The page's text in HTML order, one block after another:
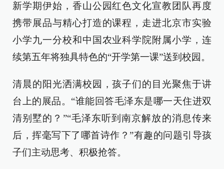
新学期伊始，香山公园红色文化宣教团队再度
携带展品与精心打造的课程，走进北京市实验
小学九一分校和中国农业科学院附属小学，连
续第五年将独具特色的“开学第一课”送到校园。
清晨的阳光洒满校园，孩子们的目光聚焦于讲
台上的展品。“谁能回答毛泽东是哪一天住进双
清别墅的？”“毛泽东听到南京解放的消息传来
后，挥毫写下了哪首诗作？”有趣的问题引导孩
子们主动思考、积极抢答。